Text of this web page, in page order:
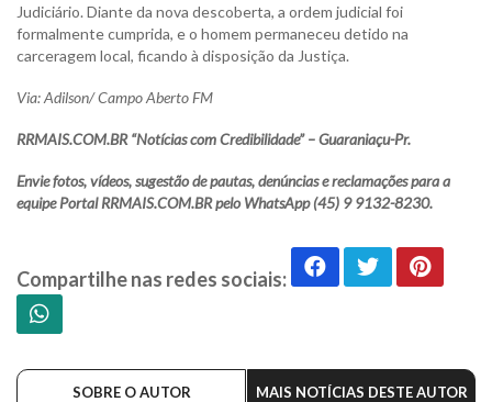
Judiciário. Diante da nova descoberta, a ordem judicial foi
formalmente cumprida, e o homem permaneceu detido na
carceragem local, ficando à disposição da Justiça.
Via: Adilson/ Campo Aberto FM
RRMAIS.COM.BR “Notícias com Credibilidade” – Guaraniaçu-Pr.
Envie fotos, vídeos, sugestão de pautas, denúncias e reclamações para a
equipe Portal RRMAIS.COM.BR pelo WhatsApp (45) 9 9132-8230.
Compartilhe nas redes sociais:
SOBRE O AUTOR MAIS NOTÍCIAS DESTE AUTOR